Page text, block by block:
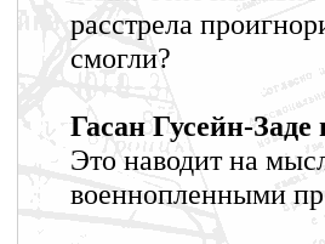
расстрела
смогли?
Гасан Гусейн-Заде
Это наводит на
военнопленными